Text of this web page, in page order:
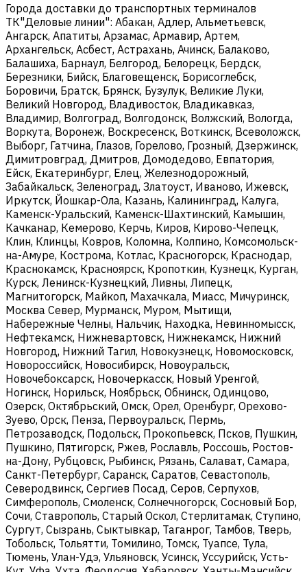
Города доставки до транспортных терминалов
ТК"Деловые линии": Абакан, Адлер, Альметьевск,
Ангарск, Апатиты, Арзамас, Армавир, Артем,
Архангельск, Асбест, Астрахань, Ачинск, Балаково,
Балашиха, Барнаул, Белгород, Белорецк, Бердск,
Березники, Бийск, Благовещенск, Борисоглебск,
Боровичи, Братск, Брянск, Бузулук, Великие Луки,
Великий Новгород, Владивосток, Владикавказ,
Владимир, Волгоград, Волгодонск, Волжский, Вологда,
Воркута, Воронеж, Воскресенск, Воткинск, Всеволожск,
Выборг, Гатчина, Глазов, Горелово, Грозный, Дзержинск,
Димитровград, Дмитров, Домодедово, Евпатория,
Ейск, Екатеринбург, Елец, Железнодорожный,
Забайкальск, Зеленоград, Златоуст, Иваново, Ижевск,
Иркутск, Йошкар-Ола, Казань, Калининград, Калуга,
Каменск-Уральский, Каменск-Шахтинский, Камышин,
Качканар, Кемерово, Керчь, Киров, Кирово-Чепецк,
Клин, Клинцы, Ковров, Коломна, Колпино, Комсомольск-
на-Амуре, Кострома, Котлас, Красногорск, Краснодар,
Краснокамск, Красноярск, Кропоткин, Кузнецк, Курган,
Курск, Ленинск-Кузнецкий, Ливны, Липецк,
Магнитогорск, Майкоп, Махачкала, Миасс, Мичуринск,
Москва Север, Мурманск, Муром, Мытищи,
Набережные Челны, Нальчик, Находка, Невинномысск,
Нефтекамск, Нижневартовск, Нижнекамск, Нижний
Новгород, Нижний Тагил, Новокузнецк, Новомосковск,
Новороссийск, Новосибирск, Новоуральск,
Новочебоксарск, Новочеркасск, Новый Уренгой,
Ногинск, Норильск, Ноябрьск, Обнинск, Одинцово,
Озерск, Октябрьский, Омск, Орел, Оренбург, Орехово-
Зуево, Орск, Пенза, Первоуральск, Пермь,
Петрозаводск, Подольск, Прокопьевск, Псков, Пушкин,
Пушкино, Пятигорск, Ржев, Рославль, Россошь, Ростов-
на-Дону, Рубцовск, Рыбинск, Рязань, Салават, Самара,
Санкт-Петербург, Саранск, Саратов, Севастополь,
Северодвинск, Сергиев Посад, Серов, Серпухов,
Симферополь, Смоленск, Солнечногорск, Сосновый Бор,
Сочи, Ставрополь, Старый Оскол, Стерлитамак, Ступино,
Сургут, Сызрань, Сыктывкар, Таганрог, Тамбов, Тверь,
Тобольск, Тольятти, Томилино, Томск, Туапсе, Тула,
Тюмень, Улан-Удэ, Ульяновск, Усинск, Уссурийск, Усть-